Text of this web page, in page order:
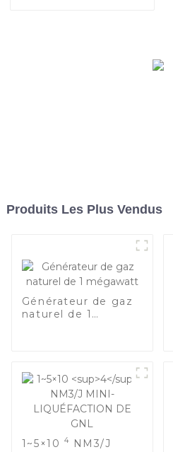
Produits Les Plus Vendus
Générateur de gaz
naturel de 1
1~5×10 4
NM3/J